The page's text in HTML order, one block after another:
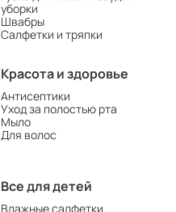
уборки
Швабры
Салфетки и тряпки
Красота и здоровье
Антисептики
Уход за полостью рта
Мыло
Для волос
Все для детей
Влажные салфетки